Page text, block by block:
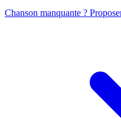
Chanson manquante ?